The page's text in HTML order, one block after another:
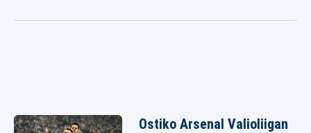
Ostiko Arsenal Valioliigan